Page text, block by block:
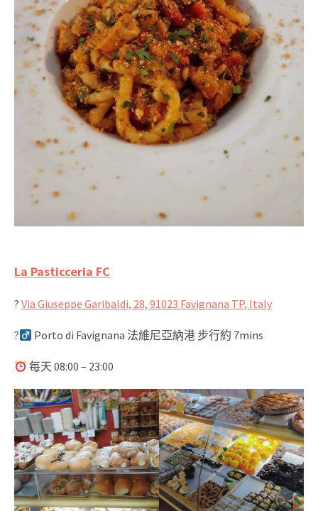
La Pasticceria FC
? Via Giuseppe Garibaldi, 28, 91023 Favignana TP, Italy
?‍ Porto di Favignana 法維尼亞納港 步行約 7mins
每天 08:00 – 23:00